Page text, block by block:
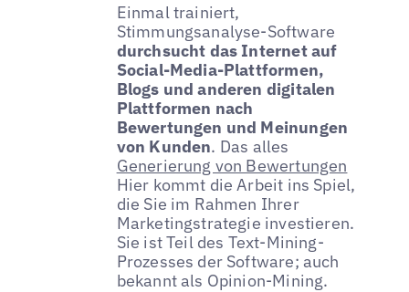
Einmal trainiert,
Stimmungsanalyse-Software
durchsucht das Internet auf
Social-Media-Plattformen,
Blogs und anderen digitalen
Plattformen nach
Bewertungen und Meinungen
von Kunden. Das alles
Generierung von Bewertungen
Hier kommt die Arbeit ins Spiel,
die Sie im Rahmen Ihrer
Marketingstrategie investieren.
Sie ist Teil des Text-Mining-
Prozesses der Software; auch
bekannt als Opinion-Mining.